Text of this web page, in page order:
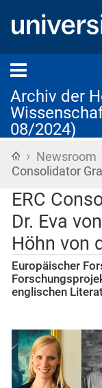
Archiv der
08/2024)
Startseite
› Newsroom
Consolidator
ERC
Dr. Eva
Höhn von
Europäischer
englischen